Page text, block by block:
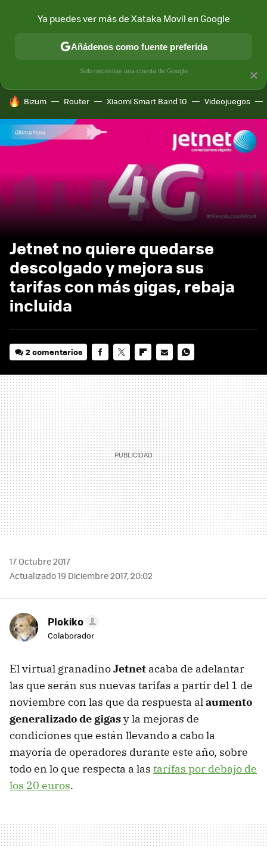
MÓVIL Y SOCIEDAD APLICACIONES
HOY SE HABLA DE
Bizum Router Xiaomi Smart Band 10 Videojuegos
Jetnet no quiere quedarse
descolgado y mejora sus
tarifas con más gigas, rebaja
incluida
2 comentarios
MAIL
17 Octubre 2017
Actualizado 19 Diciembre 2017, 20:02
Plokiko
Colaborador
El virtual granadinoJetnet acaba de adelantar
las que serán sus nuevas tarifas a partir del 1 de
noviembre con las que da respuesta alaumento
generalizado de gigasy la mejoras de
condiciones que están llevando a cabo la
mayoría de operadores durante este año, sobre
todo en lo que respecta a las tarifas por debajo de
los 20 euros.
×
Ya puedes ver más de Xataka Movil en Google
Añádenos como fuente preferida
Solo necesitas una cuenta de Google